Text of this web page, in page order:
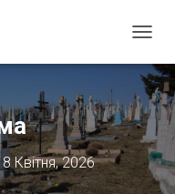
Е
Р
Е
М
К
Н
У
8 Квітня, 2026